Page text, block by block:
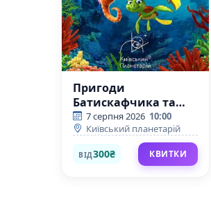
Пригоди
Батискафчика та
Морського Коника +
Космікс (Київський
планетарій)
7 серпня 2026 10:00
Київський планетарій
ВІД300₴ КВИТКИ